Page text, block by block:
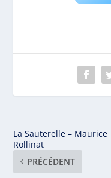
La Sauterelle – Maurice
Rollinat
PRÉCÉDENT